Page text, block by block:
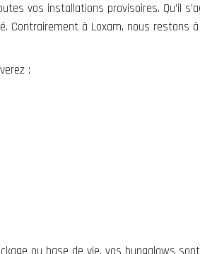
vos installations provisoires. Qu’il
Contrairement à Loxam, nous restons
: